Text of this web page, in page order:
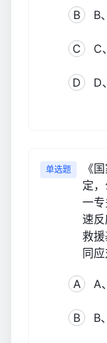
B B
C C
D D
单选题
《
定
一
速
救
同应
A A
B B